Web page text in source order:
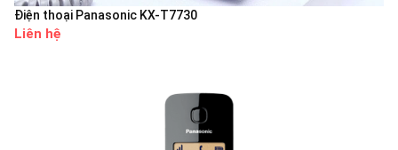
Điện thoại Panasonic KX-T7730
Liên hệ